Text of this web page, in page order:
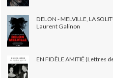
DELON - MELVILLE, LA
Laurent Galinon
EN FIDÈLE AMITIÉ (Lettres